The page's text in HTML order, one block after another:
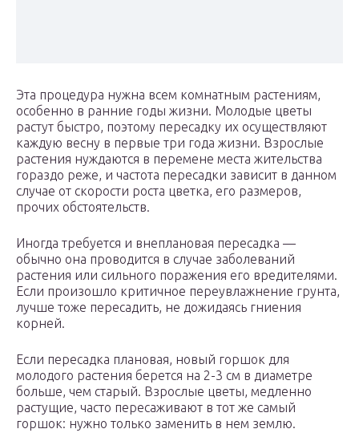
Эта процедура нужна всем комнатным растениям,
особенно в ранние годы жизни. Молодые цветы
растут быстро, поэтому пересадку их осуществляют
каждую весну в первые три года жизни. Взрослые
растения нуждаются в перемене места жительства
гораздо реже, и частота пересадки зависит в данном
случае от скорости роста цветка, его размеров,
прочих обстоятельств.
Иногда требуется и внеплановая пересадка —
обычно она проводится в случае заболеваний
растения или сильного поражения его вредителями.
Если произошло критичное переувлажнение грунта,
лучше тоже пересадить, не дожидаясь гниения
корней.
Если пересадка плановая, новый горшок для
молодого растения берется на 2-3 см в диаметре
больше, чем старый. Взрослые цветы, медленно
растущие, часто пересаживают в тот же самый
горшок: нужно только заменить в нем землю.